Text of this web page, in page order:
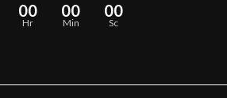
00
Hr
00
Min
00
Sc